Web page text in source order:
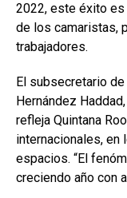
2022, este éxito
de los camaristas,
trabajadores.
El subsecretario de
Hernández
refleja Quintana
internacionales, en
espacios. “El
creciendo año con